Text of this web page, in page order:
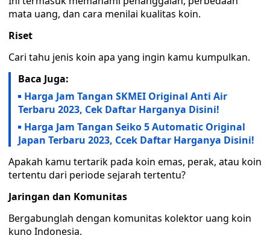
mata uang, dan cara menilai kualitas koin.
Riset
Cari tahu jenis koin apa yang ingin kamu kumpulkan.
Baca Juga:
Harga Jam Tangan SKMEI Original Anti Air
Terbaru 2023, Cek Daftar Harganya Disini!
Harga Jam Tangan Seiko 5 Automatic Original
Japan Terbaru 2023, Ccek Daftar Harganya Disini!
Apakah kamu tertarik pada koin emas, perak, atau koin
tertentu dari periode sejarah tertentu?
Jaringan dan Komunitas
Bergabunglah dengan komunitas kolektor uang koin
kuno Indonesia.